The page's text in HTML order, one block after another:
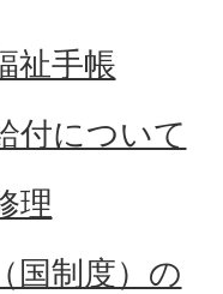
祉手帳
付について
理
国制度）の